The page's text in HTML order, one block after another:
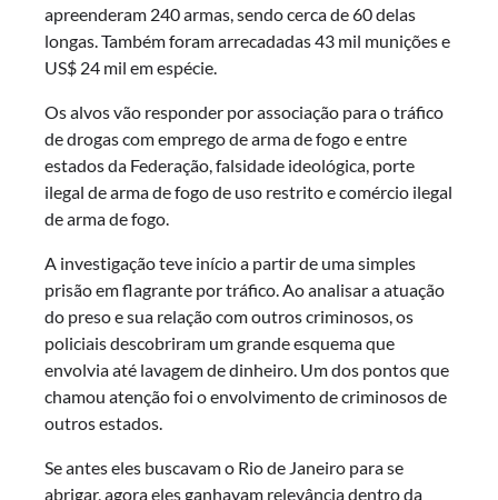
apreenderam 240 armas, sendo cerca de 60 delas
longas. Também foram arrecadadas 43 mil munições e
US$ 24 mil em espécie.
Os alvos vão responder por associação para o tráfico
de drogas com emprego de arma de fogo e entre
estados da Federação, falsidade ideológica, porte
ilegal de arma de fogo de uso restrito e comércio ilegal
de arma de fogo.
A investigação teve início a partir de uma simples
prisão em flagrante por tráfico. Ao analisar a atuação
do preso e sua relação com outros criminosos, os
policiais descobriram um grande esquema que
envolvia até lavagem de dinheiro. Um dos pontos que
chamou atenção foi o envolvimento de criminosos de
outros estados.
Se antes eles buscavam o Rio de Janeiro para se
abrigar, agora eles ganhavam relevância dentro da